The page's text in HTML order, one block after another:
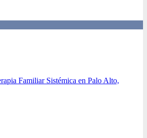
Familiar Sistémica en Palo Alto,